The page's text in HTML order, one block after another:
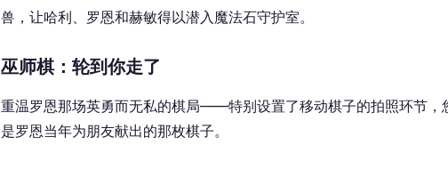
兽，让哈利、罗恩和赫敏得以潜入魔法石守护室。
巫师棋：轮到你走了
重温罗恩那场英勇而无私的棋局——特别设置了移动棋子的拍照环节，
是罗恩当年为朋友献出的那枚棋子。